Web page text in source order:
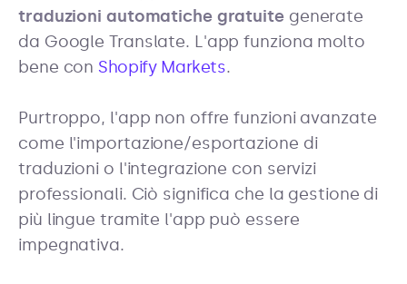
traduzioni automatiche gratuitegenerate
da Google Translate. L'app funziona molto
bene con Shopify Markets.
Purtroppo, l'app non offre funzioni avanzate
come l'importazione/esportazione di
traduzioni o l'integrazione con servizi
professionali. Ciò significa che la gestione di
più lingue tramite l'app può essere
impegnativa.